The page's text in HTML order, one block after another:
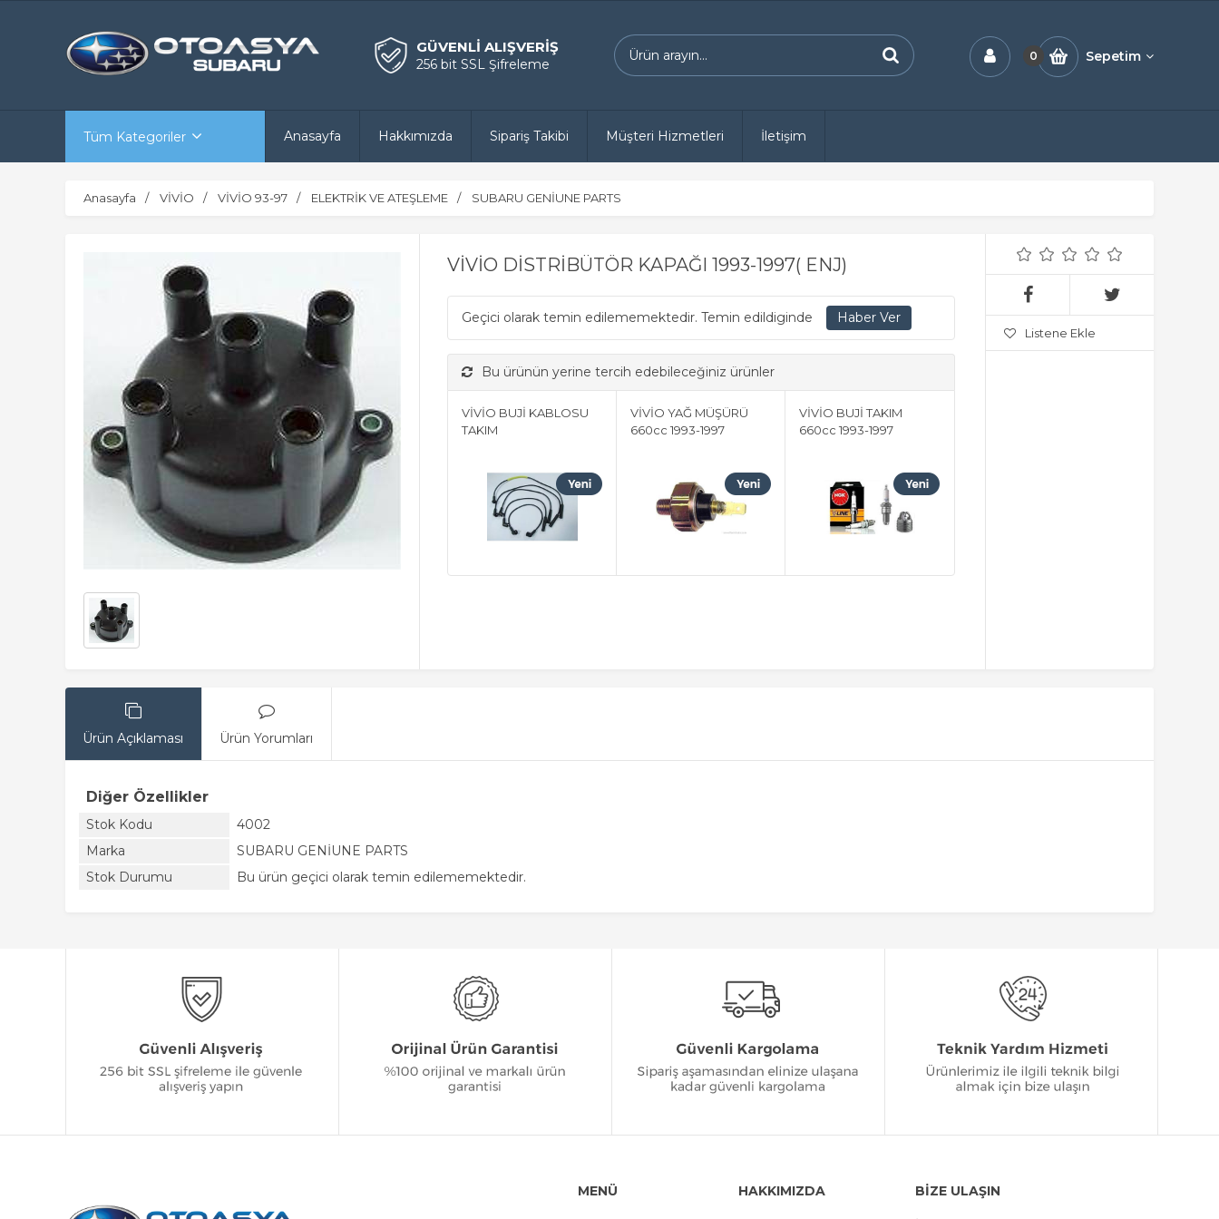
GÜVENLİ ALIŞVERİŞ
256 bit SSL Şifreleme
0 Sepetim
Tüm Kategoriler Anasayfa Hakkımızda Sipariş Takibi Müşteri Hizmetleri İletişim
Anasayfa VİVİO VİVİO 93-97 ELEKTRİK VE ATEŞLEME SUBARU GENİUNE PARTS
VİVİO DİSTRİBÜTÖR KAPAĞI 1993-1997( ENJ)
Geçici olarak temin edilememektedir. Temin edildiginde
Bu ürünün yerine tercih edebileceğiniz ürünler
VİVİO BUJİ KABLOSU
TAKIM
VİVİO YAĞ MÜŞÜRÜ
660cc 1993-1997
VİVİO BUJİ TAKIM
660cc 1993-1997
Listene Ekle
Ürün Açıklaması Ürün Yorumları
Diğer Özellikler
Stok Kodu
4002
Marka
SUBARU GENİUNE PARTS
Stok Durumu
Bu ürün geçici olarak temin edilememektedir.
MENÜ HAKKIMIZDA BİZE ULAŞIN